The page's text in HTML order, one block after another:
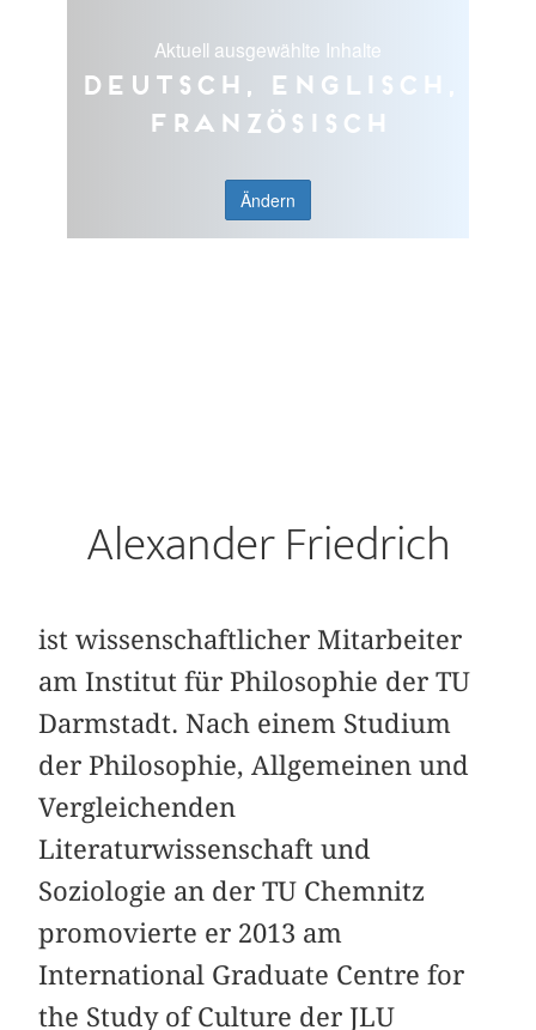
Aktuell ausgewählte Inhalte
Deutsch, Englisch,
Französisch
Ändern
Alexander Friedrich
ist wissenschaftlicher Mitarbeiter
am Institut für Philosophie der TU
Darmstadt. Nach einem Studium
der Philosophie, Allgemeinen und
Vergleichenden
Literaturwissenschaft und
Soziologie an der TU Chemnitz
promovierte er 2013 am
International Graduate Centre for
the Study of Culture der JLU